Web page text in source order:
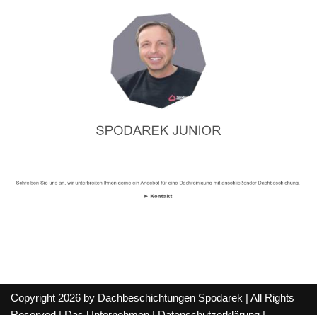
Copyright 2026 by Dachbeschichtungen Spodarek | All Rights